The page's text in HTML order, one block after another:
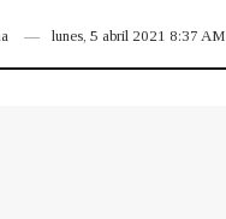
lunes, 5 abril 2021 8:37 AM